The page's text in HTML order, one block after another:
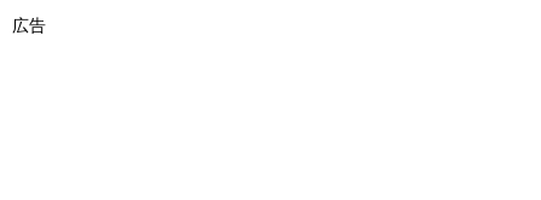
広告